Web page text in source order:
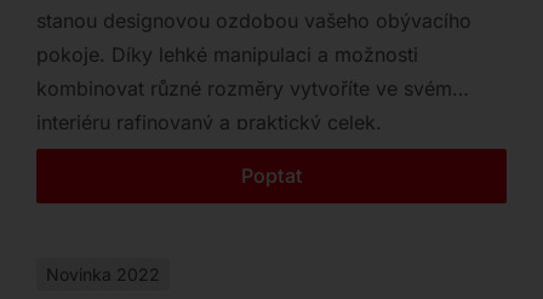
Outlet
Kontakt
stanou designovou ozdobou vašeho obývacího
pokoje. Díky lehké manipulaci a možnosti
kombinovat různé rozměry vytvoříte ve svém
interiéru rafinovaný a praktický celek.
Poptat
Novinka 2022